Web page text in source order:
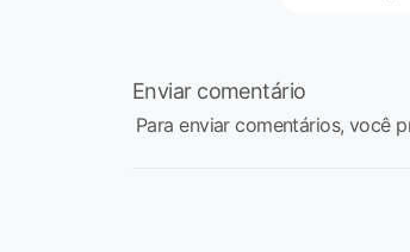
Enviar comentário
Para enviar comentários, você